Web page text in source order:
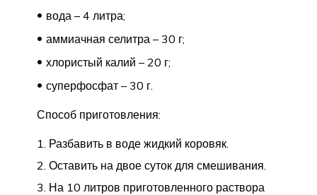
вода – 4 литра;
аммиачная селитра – 30 г;
хлористый калий – 20 г;
суперфосфат – 30 г.
Способ приготовления:
Разбавить в воде жидкий коровяк.
Оставить на двое суток для смешивания.
На 10 литров приготовленного раствора